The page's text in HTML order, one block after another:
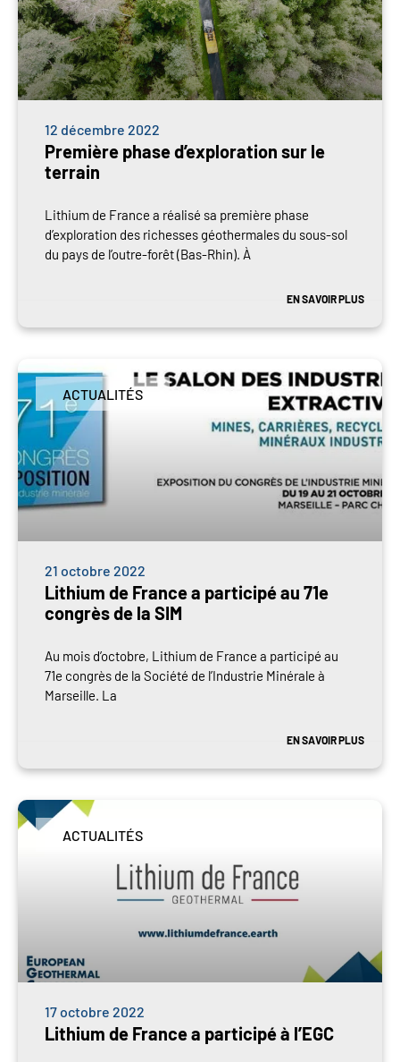
12 décembre 2022
Première phase d’exploration sur le
terrain
Lithium de France a réalisé sa première phase
d’exploration des richesses géothermales du sous-sol
du pays de l’outre-forêt (Bas-Rhin). À
EN SAVOIR PLUS
ACTUALITÉS
21 octobre 2022
Lithium de France a participé au 71e
congrès de la SIM
Au mois d’octobre, Lithium de France a participé au
71e congrès de la Société de l’Industrie Minérale à
Marseille. La
EN SAVOIR PLUS
ACTUALITÉS
17 octobre 2022
Lithium de France a participé à l’EGC